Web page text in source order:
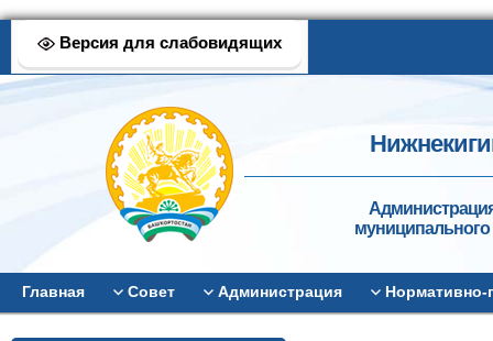
Версия для слабовидящих
муниципального
Главная Совет Администрация